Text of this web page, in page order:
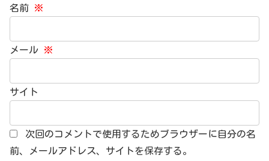
名前 ※
メール ※
サイト
次回のコメントで使用するためブラウザーに自分の名
前、メールアドレス、サイトを保存する。